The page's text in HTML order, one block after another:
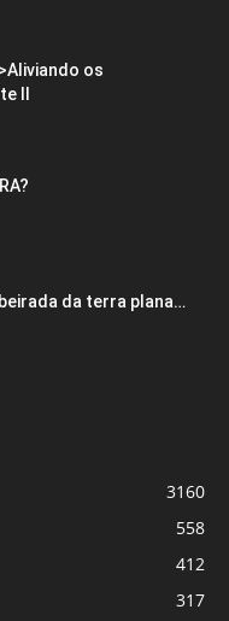
os
II
da terra plana…
3160
558
412
317